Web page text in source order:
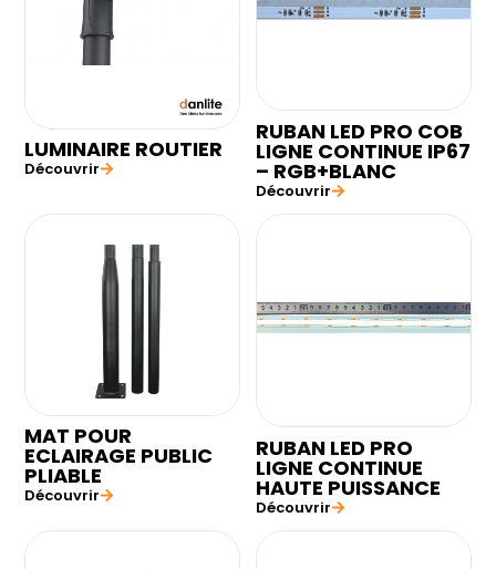
LUMINAIRE ROUTIER
Découvrir
RUBAN LED PRO COB
LIGNE CONTINUE IP67
– RGB+BLANC
Découvrir
MAT POUR
ECLAIRAGE PUBLIC
PLIABLE
Découvrir
RUBAN LED PRO
LIGNE CONTINUE
HAUTE PUISSANCE
Découvrir